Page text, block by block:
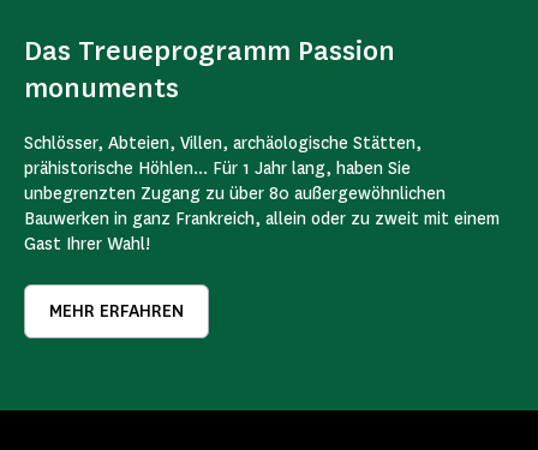
Das Treueprogramm Passion
monuments
Schlösser, Abteien, Villen, archäologische Stätten,
prähistorische Höhlen... Für 1 Jahr lang, haben Sie
unbegrenzten Zugang zu über 80 außergewöhnlichen
Bauwerken in ganz Frankreich, allein oder zu zweit mit einem
Gast Ihrer Wahl!
MEHR ERFAHREN